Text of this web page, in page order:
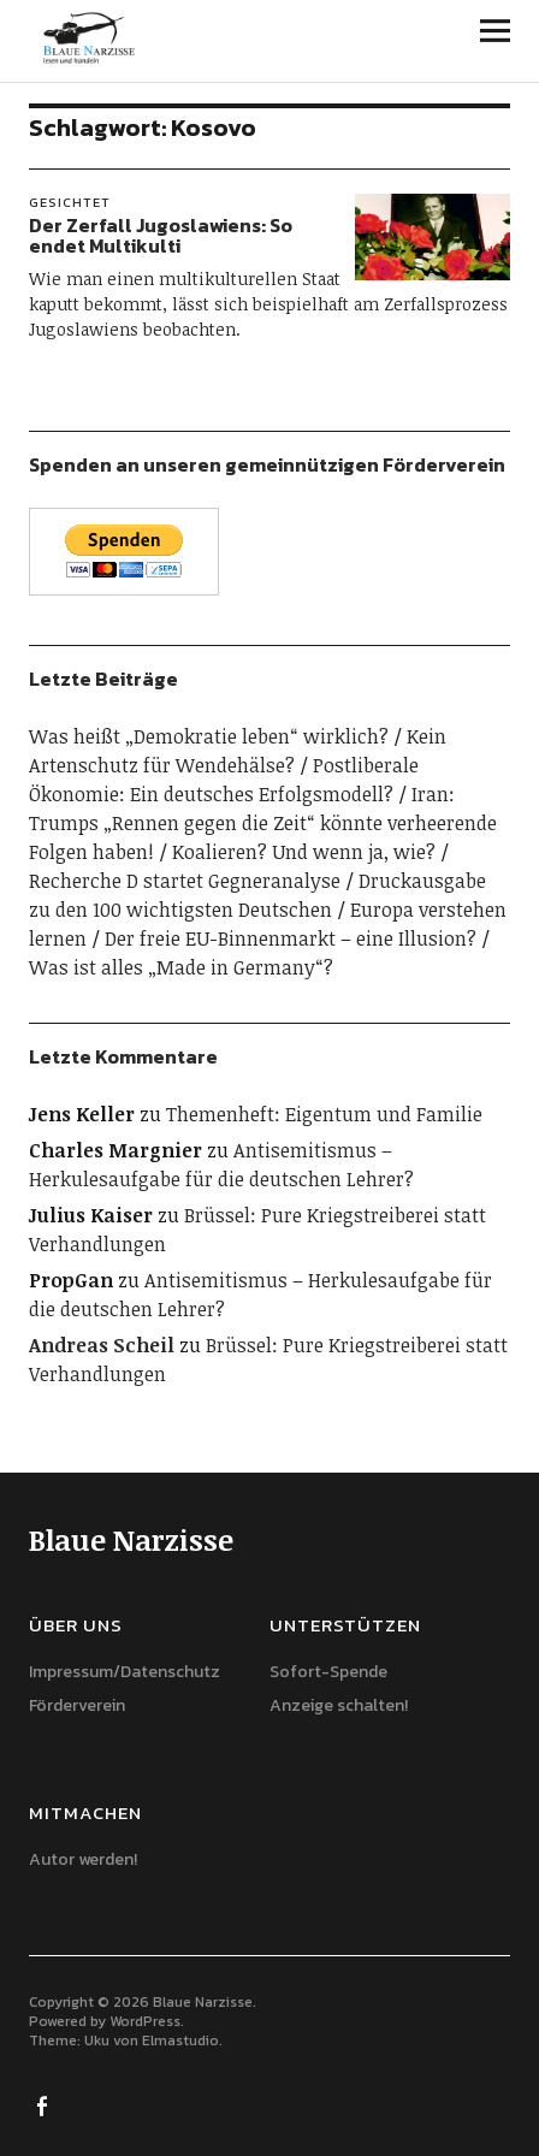
Blaue Narzisse
Schlagwort:Kosovo
GESICHTET
Der Zerfall Jugoslawiens: So
endet Multikulti
Wie man einen multikulturellen Staat
kaputt bekommt, lässt sich beispielhaft am Zerfallsprozess
Jugoslawiens beobachten.
Spenden an unseren gemeinnützigen Förderverein
Letzte Beiträge
Was heißt „Demokratie leben“ wirklich?
Kein
Artenschutz für Wendehälse?
Postliberale
Ökonomie: Ein deutsches Erfolgsmodell?
Iran:
Trumps „Rennen gegen die Zeit“ könnte verheerende
Folgen haben!
Koalieren? Und wenn ja, wie?
Recherche D startet Gegneranalyse
Druckausgabe
zu den 100 wichtigsten Deutschen
Europa verstehen
lernen
Der freie EU-Binnenmarkt – eine Illusion?
Was ist alles „Made in Germany“?
Letzte Kommentare
Jens KellerzuThemenheft: Eigentum und Familie
Charles MargnierzuAntisemitismus –
Herkulesaufgabe für die deutschen Lehrer?
Julius KaiserzuBrüssel: Pure Kriegstreiberei statt
Verhandlungen
PropGanzuAntisemitismus – Herkulesaufgabe für
die deutschen Lehrer?
Andreas ScheilzuBrüssel: Pure Kriegstreiberei statt
Verhandlungen
Blaue Narzisse
ÜBER UNS
Impressum/Datenschutz
Förderverein
UNTERSTÜTZEN
Sofort-Spende
Anzeige schalten!
MITMACHEN
Autor werden!
Copyright © 2026 Blaue Narzisse
Powered by WordPress
Theme: Uku von Elmastudio